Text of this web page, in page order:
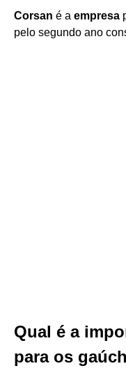
Corsan é a empresa
pelo segundo ano
Qual é a
para os